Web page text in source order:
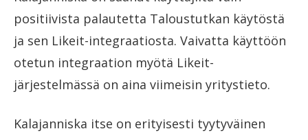
positiivista palautetta Taloustutkan käytöstä
ja sen Likeit-integraatiosta. Vaivatta käyttöön
otetun integraation myötä Likeit-
järjestelmässä on aina viimeisin yritystieto.
Kalajanniska itse on erityisesti tyytyväinen